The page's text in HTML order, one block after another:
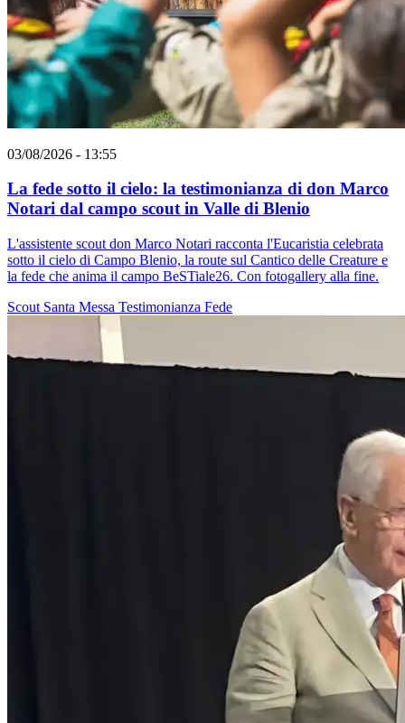
03/08/2026 - 13:55
La fede sotto il cielo: la testimonianza di don Marco
Notari dal campo scout in Valle di Blenio
L'assistente scout don Marco Notari racconta l'Eucaristia celebrata
sotto il cielo di Campo Blenio, la route sul Cantico delle Creature e
la fede che anima il campo BeSTiale26. Con fotogallery alla fine.
Scout Santa Messa Testimonianza Fede